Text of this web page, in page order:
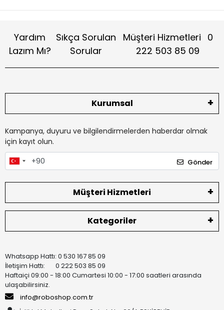
Yardım
Lazım Mı?
Sıkça Sorulan
Sorular
Müşteri Hizmetleri 0
222 503 85 09
Kurumsal
Kampanya, duyuru ve bilgilendirmelerden haberdar olmak
için kayıt olun.
Gönder
Müşteri Hizmetleri
Kategoriler
Whatsapp Hattı: 0 530 167 85 09
İletişim Hattı: 0 222 503 85 09
Haftaiçi 09:00 - 18:00 Cumartesi 10:00 - 17:00 saatleri arasında
ulaşabilirsiniz.
info@roboshop.com.tr